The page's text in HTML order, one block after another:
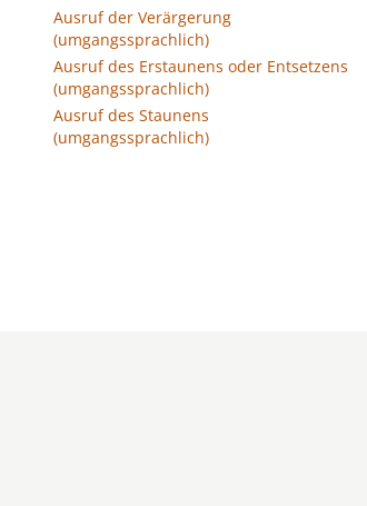
Ausruf der Verärgerung
(umgangssprachlich)
Ausruf des Erstaunens oder Entsetzens
(umgangssprachlich)
Ausruf des Staunens
(umgangssprachlich)